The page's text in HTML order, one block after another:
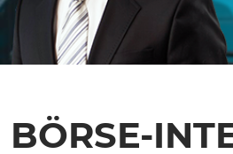
BÖRSE-